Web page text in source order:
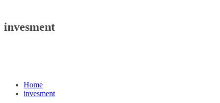
invesment
Home
invesment